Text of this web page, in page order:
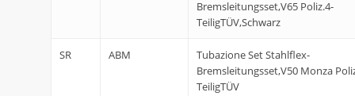
Bremsleitungsset,V65 Poliz.4-
TeiligTÜV,Schwarz
SR ABM
Tubazione Set Stahlflex-
Bremsleitungsset,V50 Monza
TeiligTÜV